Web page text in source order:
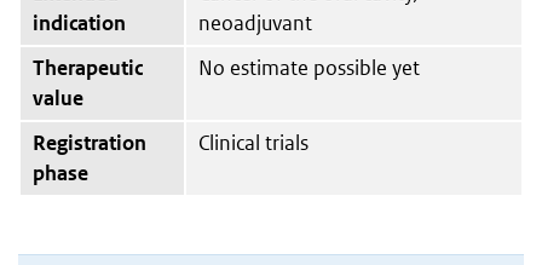
indication
neoadjuvant
Therapeutic
value
No estimate possible yet
Registration
phase
Clinical trials